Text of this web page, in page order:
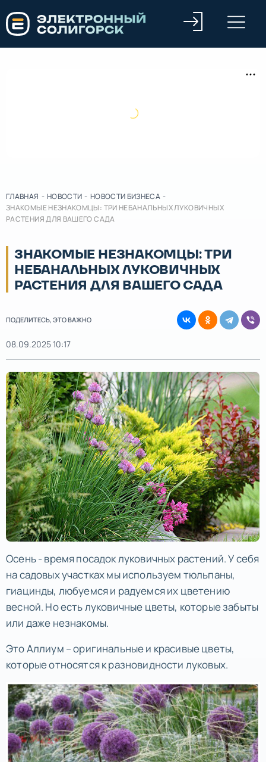
ГЛАВНАЯ - НОВОСТИ - НОВОСТИ БИЗНЕСА -
ЗНАКОМЫЕ НЕЗНАКОМЦЫ: ТРИ НЕБАНАЛЬНЫХ ЛУКОВИЧНЫХ
РАСТЕНИЯ ДЛЯ ВАШЕГО САДА
ЗНАКОМЫЕ НЕЗНАКОМЦЫ: ТРИ
НЕБАНАЛЬНЫХ ЛУКОВИЧНЫХ
РАСТЕНИЯ ДЛЯ ВАШЕГО САДА
ПОДЕЛИТЕСЬ, ЭТО ВАЖНО
08.09.2025 10:17
Осень - время посадок луковичных растений. У себя
на садовых участках мы используем тюльпаны,
гиацинды, любуемся и радуемся их цветению
весной. Но есть луковичные цветы, которые забыты
или даже незнакомы.
Это Аллиум – оригинальные и красивые цветы,
которые относятся к разновидности луковых.